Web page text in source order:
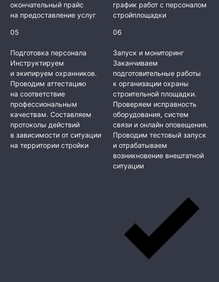
окончательный прайс
на предоставление услуг
график работ с персоналом
стройплощадки
05
Подготовка персонала
Инструктируем
и экипируем охранников.
Проводим аттестацию
на соответствие
профессиональным
качествам. Составляем
протоколы действий
в зависимости от ситуации
на территории стройки
06
Запуск и мониторинг
Заканчиваем
подготовительные работы
к организации охраны
строительной площадки.
Проверяем исправность
оборудования, систем
связи и онлайн оповещения.
Проводим тестовый запуск
и отрабатываем
возникновение внештатной
ситуации